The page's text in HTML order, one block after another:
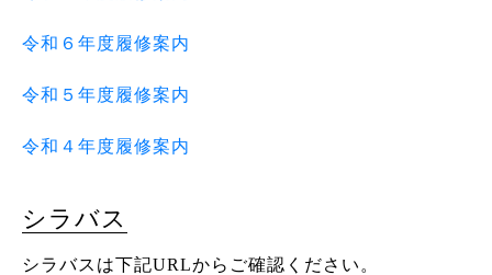
令和６年度履修案内
令和５年度履修案内
令和４年度履修案内
シラバス
シラバスは下記URLからご確認ください。